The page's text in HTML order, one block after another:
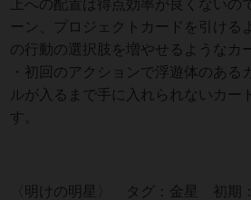
上への配置は得点効率が良くない
ーン、プロジェクトカードを引ける
の行動の選択肢を増やせるようなカ
・初回のアクションで浮遊体のあ
ルが入るまで手に入れられないカ
す。
〈明けの明星〉 タグ：金星 初期